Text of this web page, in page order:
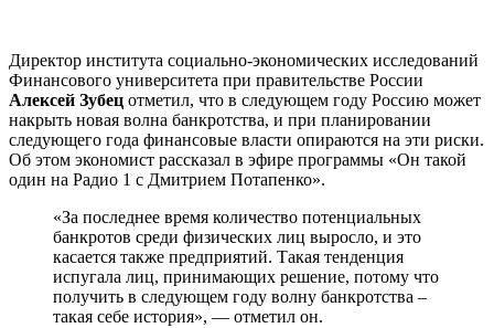
Директор института социально-экономических исследований
Финансового университета при правительстве России
Алексей Зубец отметил, что в следующем году Россию может
накрыть новая волна банкротства, и при планировании
следующего года финансовые власти опираются на эти риски.
Об этом экономист рассказал в эфире программы «Он такой
один на Радио 1 с Дмитрием Потапенко».
«За последнее время количество потенциальных
банкротов среди физических лиц выросло, и это
касается также предприятий. Такая тенденция
испугала лиц, принимающих решение, потому что
получить в следующем году волну банкротства –
такая себе история», — отметил он.